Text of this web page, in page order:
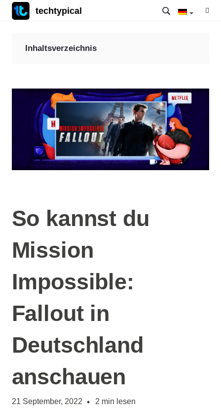
techtypical
So kannst du
Mission
Impossible:
Fallout in
Deutschland
anschauen
21 September, 2022 2 min lesen
Inhaltsverzeichnis